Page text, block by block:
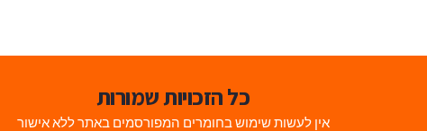
כל הזכויות שמורות
אין לעשות שימוש בחומרים המפורסמים באתר ללא אישור